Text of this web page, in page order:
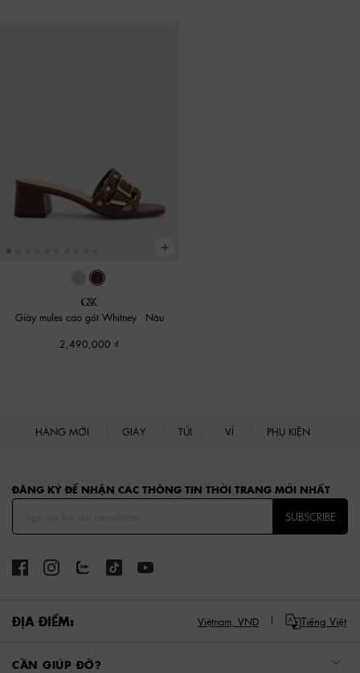
Giày mules cao gót Whitney
Nâu
2,490,000
HÀNG MỚI GIÀY TÚI VÍ PHỤ KIỆN
ĐĂNG KÝ ĐỂ NHẬN CÁC THÔNG TIN THỜI TRANG MỚI NHẤT
SUBSCRIBE
ĐỊA ĐIỂM: Việtnam, VND Tiếng Việt
CẦN GIÚP ĐỠ?